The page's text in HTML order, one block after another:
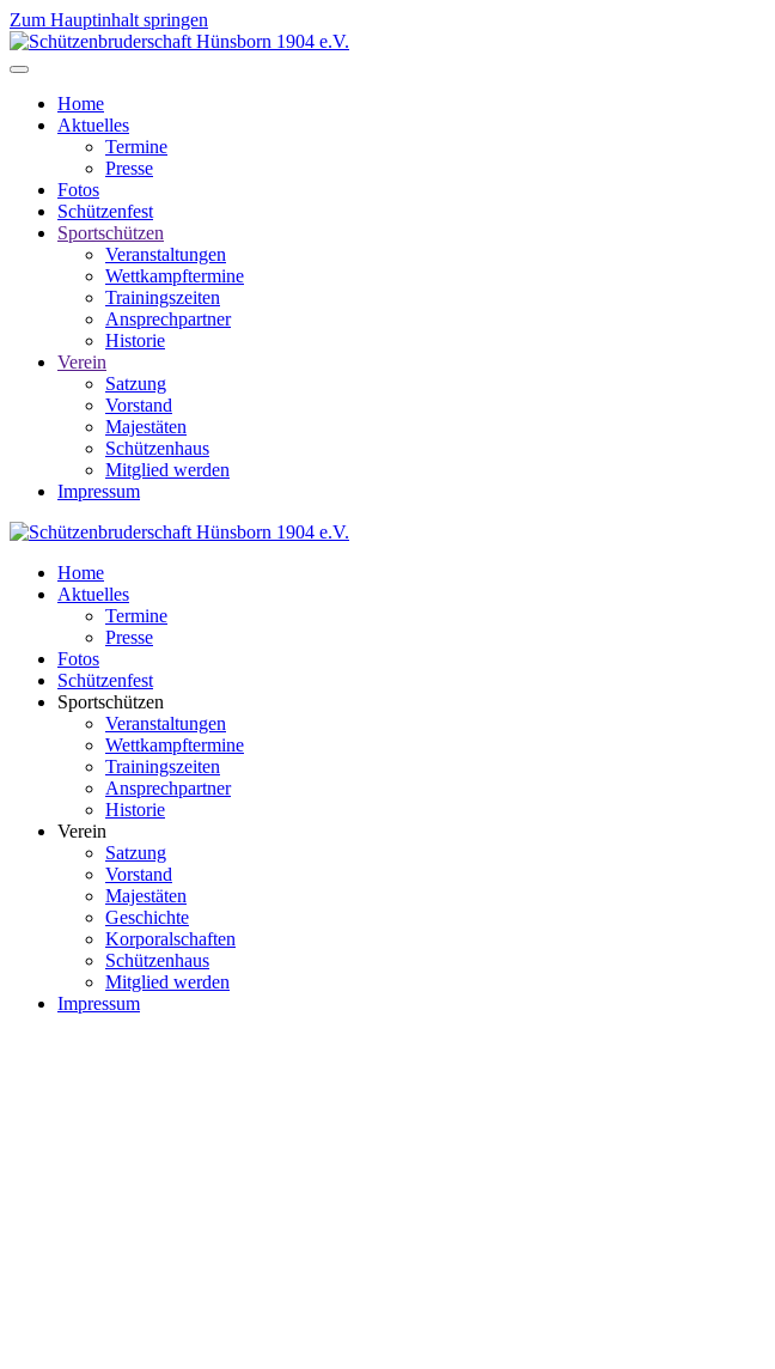
Zum Hauptinhalt springen
Home
Aktuelles
Termine
Presse
Fotos
Schützenfest
Sportschützen
Veranstaltungen
Wettkampftermine
Trainingszeiten
Ansprechpartner
Historie
Verein
Satzung
Vorstand
Majestäten
Schützenhaus
Mitglied werden
Impressum
Home
Aktuelles
Termine
Presse
Fotos
Schützenfest
Sportschützen
Veranstaltungen
Wettkampftermine
Trainingszeiten
Ansprechpartner
Historie
Verein
Satzung
Vorstand
Majestäten
Geschichte
Korporalschaften
Schützenhaus
Mitglied werden
Impressum